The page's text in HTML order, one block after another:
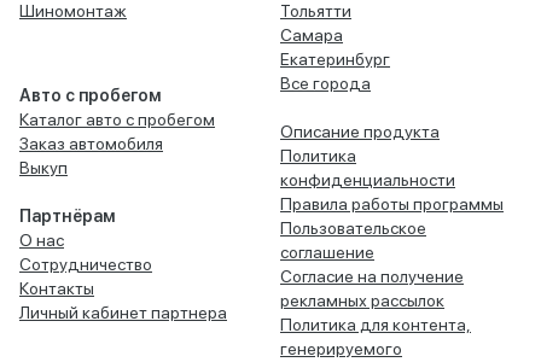
Шиномонтаж
Авто с пробегом
Каталог авто с пробегом
Заказ автомобиля
Выкуп
Партнёрам
О нас
Сотрудничество
Контакты
Личный кабинет партнера
Тольятти
Самара
Екатеринбург
Все города
Описание продукта
Политика
конфиденциальности
Правила работы программы
Пользовательское
соглашение
Согласие на получение
рекламных рассылок
Политика для контента,
генерируемого